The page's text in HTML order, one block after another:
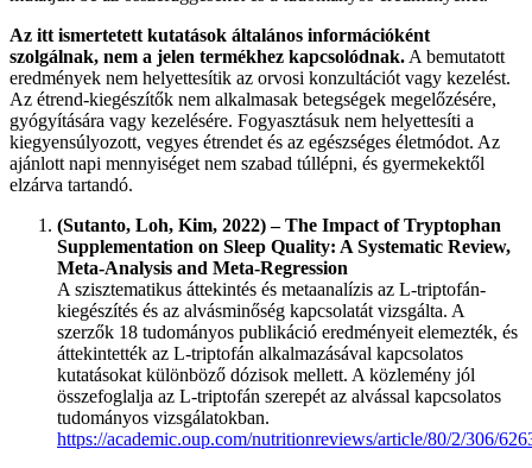
Az itt ismertetett kutatások általános információként
szolgálnak, nem a jelen termékhez kapcsolódnak. A bemutatott
eredmények nem helyettesítik az orvosi konzultációt vagy kezelést.
Az étrend-kiegészítők nem alkalmasak betegségek megelőzésére,
gyógyítására vagy kezelésére. Fogyasztásuk nem helyettesíti a
kiegyensúlyozott, vegyes étrendet és az egészséges életmódot. Az
ajánlott napi mennyiséget nem szabad túllépni, és gyermekektől
elzárva tartandó.
(Sutanto, Loh, Kim, 2022) – The Impact of Tryptophan
Supplementation on Sleep Quality: A Systematic Review,
Meta-Analysis and Meta-Regression
A szisztematikus áttekintés és metaanalízis az L-triptofán-
kiegészítés és az alvásminőség kapcsolatát vizsgálta. A
szerzők 18 tudományos publikáció eredményeit elemezték, és
áttekintették az L-triptofán alkalmazásával kapcsolatos
kutatásokat különböző dózisok mellett. A közlemény jól
összefoglalja az L-triptofán szerepét az alvással kapcsolatos
tudományos vizsgálatokban.
https://academic.oup.com/nutritionreviews/article/80/2/306/